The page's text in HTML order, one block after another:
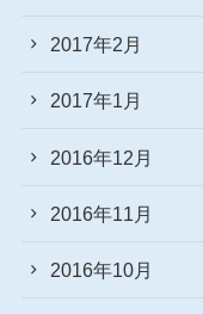
2017年2月
2017年1月
2016年12月
2016年11月
2016年10月